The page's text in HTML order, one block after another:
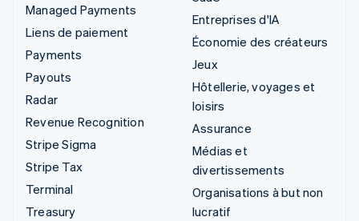
Managed Payments
Liens de paiement
Payments
Payouts
Radar
Revenue Recognition
Stripe Sigma
Stripe Tax
Terminal
Treasury
Entreprises d'IA
Économie des créateurs
Jeux
Hôtellerie, voyages et
loisirs
Assurance
Médias et
divertissements
Organisations à but non
lucratif